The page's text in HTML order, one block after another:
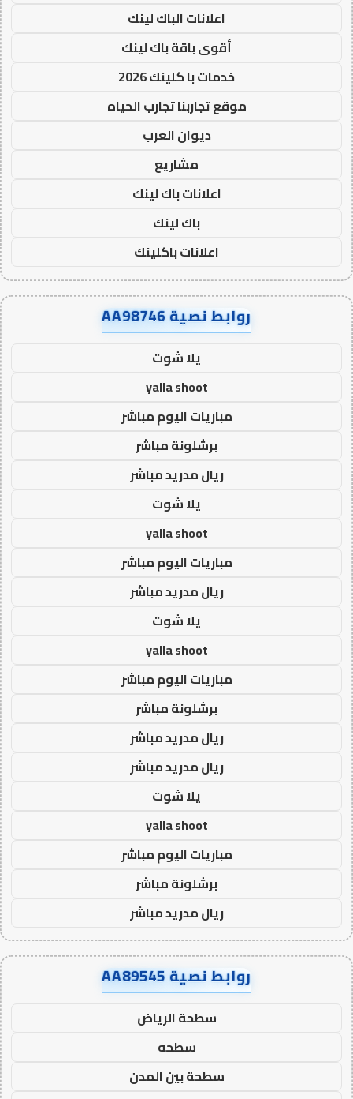
اعلانات الباك لينك
أقوى باقة باك لينك
خدمات با كلينك 2026
موقع تجاربنا تجارب الحياه
ديوان العرب
مشاريع
اعلانات باك لينك
باك لينك
اعلانات باكلينك
روابط نصية AA98746
يلا شوت
yalla shoot
مباريات اليوم مباشر
برشلونة مباشر
ريال مدريد مباشر
يلا شوت
yalla shoot
مباريات اليوم مباشر
ريال مدريد مباشر
يلا شوت
yalla shoot
مباريات اليوم مباشر
برشلونة مباشر
ريال مدريد مباشر
ريال مدريد مباشر
يلا شوت
yalla shoot
مباريات اليوم مباشر
برشلونة مباشر
ريال مدريد مباشر
روابط نصية AA89545
سطحة الرياض
سطحه
سطحة بين المدن